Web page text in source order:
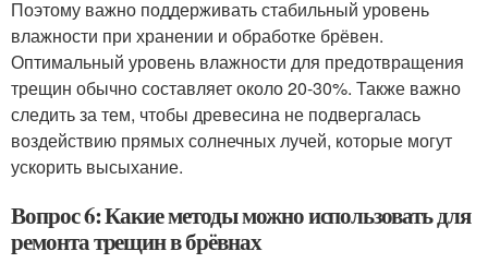
Поэтому важно поддерживать стабильный уровень
влажности при хранении и обработке брёвен.
Оптимальный уровень влажности для предотвращения
трещин обычно составляет около 20-30%. Также важно
следить за тем, чтобы древесина не подвергалась
воздействию прямых солнечных лучей, которые могут
ускорить высыхание.
Вопрос 6: Какие методы можно использовать для
ремонта трещин в брёвнах